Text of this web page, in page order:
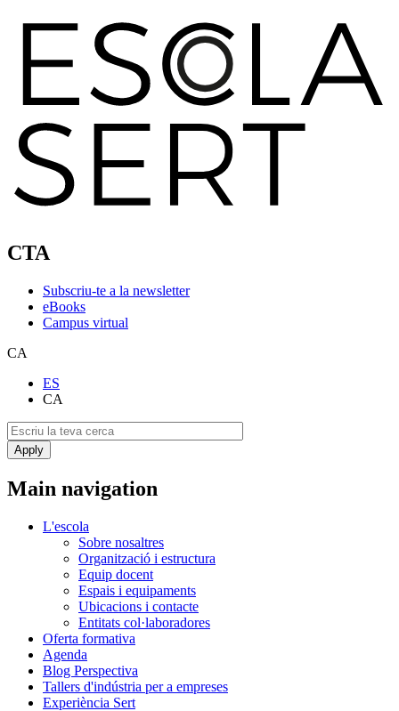
CTA
Subscriu-te a la newsletter
eBooks
Campus virtual
CA
ES
CA
Main navigation
L'escola
Sobre nosaltres
Organització i estructura
Equip docent
Espais i equipaments
Ubicacions i contacte
Entitats col·laboradores
Oferta formativa
Agenda
Blog Perspectiva
Tallers d'indústria per a empreses
Experiència Sert